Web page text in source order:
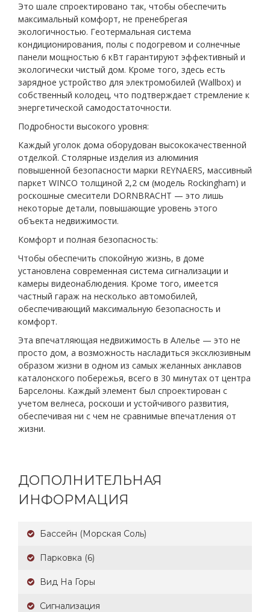
Это шале спроектировано так, чтобы обеспечить
максимальный комфорт, не пренебрегая
экологичностью. Геотермальная система
кондиционирования, полы с подогревом и солнечные
панели мощностью 6 кВт гарантируют эффективный и
экологически чистый дом. Кроме того, здесь есть
зарядное устройство для электромобилей (Wallbox) и
собственный колодец, что подтверждает стремление к
энергетической самодостаточности.
Подробности высокого уровня:
Каждый уголок дома оборудован высококачественной
отделкой. Столярные изделия из алюминия
повышенной безопасности марки REYNAERS, массивный
паркет WINCO толщиной 2,2 см (модель Rockingham) и
роскошные смесители DORNBRACHT — это лишь
некоторые детали, повышающие уровень этого
объекта недвижимости.
Комфорт и полная безопасность:
Чтобы обеспечить спокойную жизнь, в доме
установлена ​​современная система сигнализации и
камеры видеонаблюдения. Кроме того, имеется
частный гараж на несколько автомобилей,
обеспечивающий максимальную безопасность и
комфорт.
Эта впечатляющая недвижимость в Алелье — это не
просто дом, а возможность насладиться эксклюзивным
образом жизни в одном из самых желанных анклавов
каталонского побережья, всего в 30 минутах от центра
Барселоны. Каждый элемент был спроектирован с
учетом велнеса, роскоши и устойчивого развития,
обеспечивая ни с чем не сравнимые впечатления от
жизни.
ДОПОЛНИТЕЛЬНАЯ
ИНФОРМАЦИЯ
Бассейн (морская Соль)
Парковка (6)
Вид На Горы
Сигнализация